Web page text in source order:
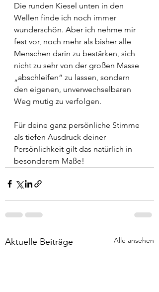
Die runden Kiesel unten in den
Wellen finde ich noch immer
wunderschön. Aber ich nehme mir
fest vor, noch mehr als bisher alle
Menschen darin zu bestärken, sich
nicht zu sehr von der großen Masse
„abschleifen“ zu lassen, sondern
den eigenen, unverwechselbaren
Weg mutig zu verfolgen.
Für deine ganz persönliche Stimme
als tiefen Ausdruck deiner
Persönlichkeit gilt das natürlich in
besonderem Maße!
Aktuelle Beiträge Alle ansehen